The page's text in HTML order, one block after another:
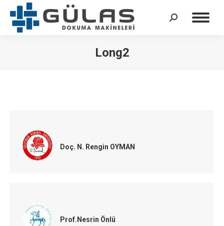
Search:
Long2
Doç. N. Rengin OYMAN
Prof.Nesrin Önlü